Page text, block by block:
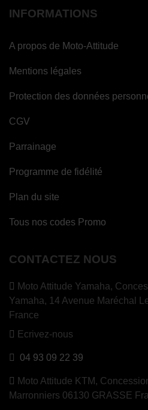
INFORMATIONS
A propos de Moto-Attitude
Mentions légales
Protection des données
CGV
Parrainage
Programme de fidélité
Plan du site
Tous nos codes Promo
CONTACTEZ NOUS
Moto Attitude Yamaha,
Yamaha, 14 Avenue Maréchal
France
Ecrivez-nous
04 93 09 22 39
Moto Attitude KTM,
Marronniers 06130 GRASSE